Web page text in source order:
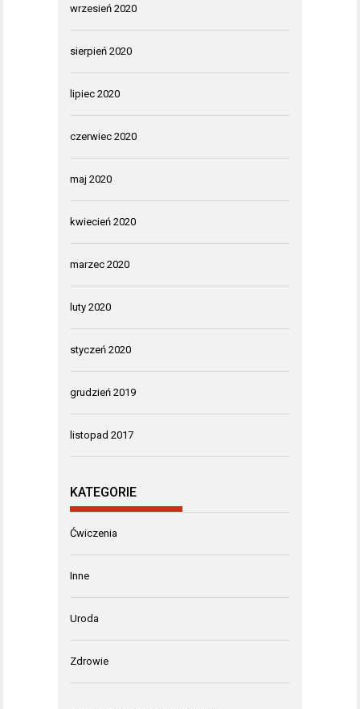
wrzesień 2020
sierpień 2020
lipiec 2020
czerwiec 2020
maj 2020
kwiecień 2020
marzec 2020
luty 2020
styczeń 2020
grudzień 2019
listopad 2017
KATEGORIE
Ćwiczenia
Inne
Uroda
Zdrowie